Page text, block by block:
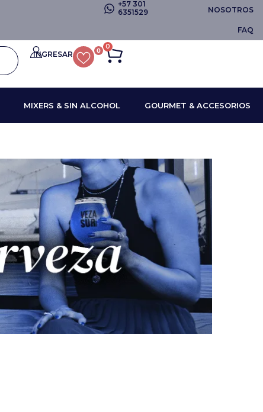
+57 301
6351529
NOSOTROS
FAQ
INGRESAR 0 0
MIXERS & SIN ALCOHOL GOURMET & ACCESORIOS